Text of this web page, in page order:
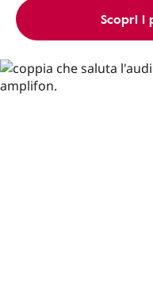
Scopri i